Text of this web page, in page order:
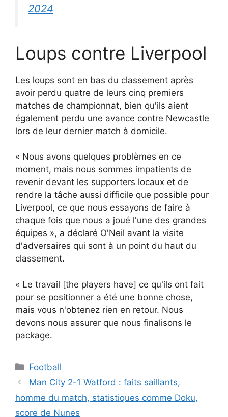
2024
Loups contre Liverpool
Les loups sont en bas du classement après
avoir perdu quatre de leurs cinq premiers
matches de championnat, bien qu'ils aient
également perdu une avance contre Newcastle
lors de leur dernier match à domicile.
« Nous avons quelques problèmes en ce
moment, mais nous sommes impatients de
revenir devant les supporters locaux et de
rendre la tâche aussi difficile que possible pour
Liverpool, ce que nous essayons de faire à
chaque fois que nous a joué l'une des grandes
équipes », a déclaré O'Neil avant la visite
d'adversaires qui sont à un point du haut du
classement.
« Le travail [the players have] ce qu'ils ont fait
pour se positionner a été une bonne chose,
mais vous n'obtenez rien en retour. Nous
devons nous assurer que nous finalisons le
package.
Catégories
Football
Man City 2-1 Watford : faits saillants,
homme du match, statistiques comme Doku,
score de Nunes